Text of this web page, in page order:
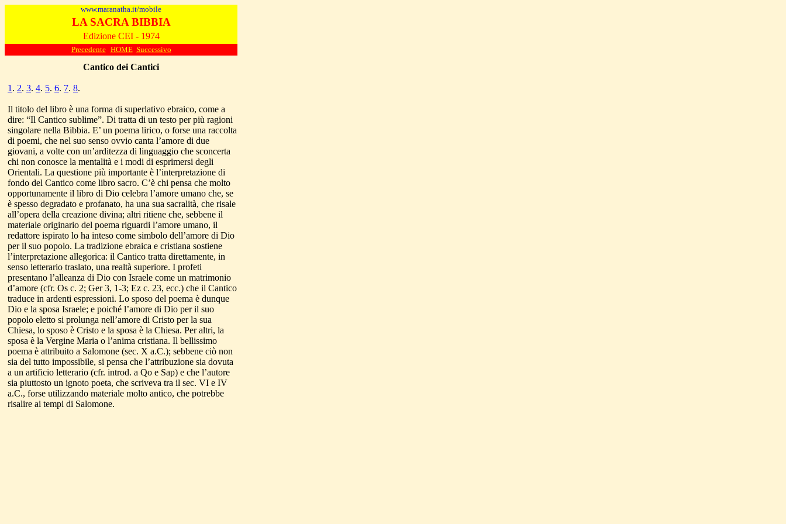
www.maranatha.it/mobile
LA SACRA BIBBIA
Edizione CEI - 1974
Precedente HOME Successivo
Cantico dei Cantici
1 . 2. 3. 4. 5. 6. 7. 8.
Il titolo del libro è una forma di superlativo ebraico, come a
dire: “Il Cantico sublime”. Di tratta di un testo per più ragioni
singolare nella Bibbia. E’ un poema lirico, o forse una raccolta
di poemi, che nel suo senso ovvio canta l’amore di due
giovani, a volte con un’arditezza di linguaggio che sconcerta
chi non conosce la mentalità e i modi di esprimersi degli
Orientali. La questione più importante è l’interpretazione di
fondo del Cantico come libro sacro. C’è chi pensa che molto
opportunamente il libro di Dio celebra l’amore umano che, se
è spesso degradato e profanato, ha una sua sacralità, che risale
all’opera della creazione divina; altri ritiene che, sebbene il
materiale originario del poema riguardi l’amore umano, il
redattore ispirato lo ha inteso come simbolo dell’amore di Dio
per il suo popolo. La tradizione ebraica e cristiana sostiene
l’interpretazione allegorica: il Cantico tratta direttamente, in
senso letterario traslato, una realtà superiore. I profeti
presentano l’alleanza di Dio con Israele come un matrimonio
d’amore (cfr. Os c. 2; Ger 3, 1-3; Ez c. 23, ecc.) che il Cantico
traduce in ardenti espressioni. Lo sposo del poema è dunque
Dio e la sposa Israele; e poiché l’amore di Dio per il suo
popolo eletto si prolunga nell’amore di Cristo per la sua
Chiesa, lo sposo è Cristo e la sposa è la Chiesa. Per altri, la
sposa è la Vergine Maria o l’anima cristiana. Il bellissimo
poema è attribuito a Salomone (sec. X a.C.); sebbene ciò non
sia del tutto impossibile, si pensa che l’attribuzione sia dovuta
a un artificio letterario (cfr. introd. a Qo e Sap) e che l’autore
sia piuttosto un ignoto poeta, che scriveva tra il sec. VI e IV
a.C., forse utilizzando materiale molto antico, che potrebbe
risalire ai tempi di Salomone.